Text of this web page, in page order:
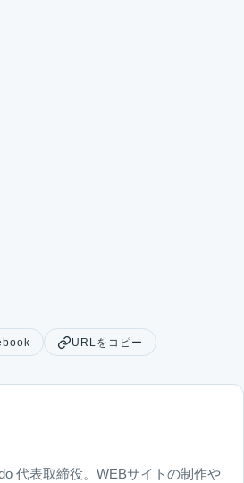
URLをコピー
代表取締役。WEBサイトの制作や